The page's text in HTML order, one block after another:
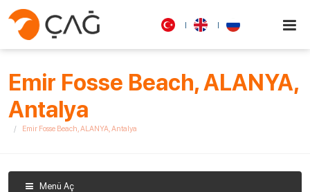
Emir Fosse Beach, ALANYA,
Antalya
Emir Fosse Beach, ALANYA, Antalya
Menü Aç